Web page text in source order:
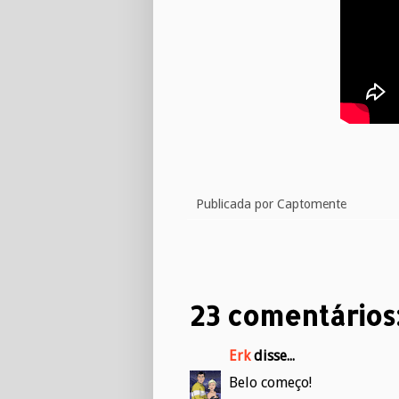
Publicada por Captomente
23
Erkdisse...
Belo começo!